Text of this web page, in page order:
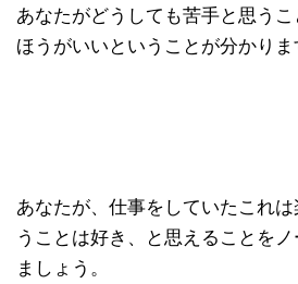
あなたがどうしても苦手と思う
ほうがいいということが分かりま
あなたが、仕事をしていたこれ
うことは好き、と思えることを
ましょう。